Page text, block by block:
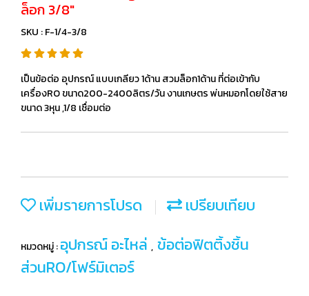
ล็อก 3/8"
SKU : F-1/4-3/8
เป็นข้อต่อ อุปกรณ์ แบบเกลียว 1ด้าน สวมล็อก1ด้าน ที่ต่อเข้ากับ
เครื่องRO ขนาด200-2400ลิตร/วัน งานเกษตร พ่นหมอกโดยใช้สาย
ขนาด 3หุน ,1/8 เชื่อมต่อ
เพิ่มรายการโปรด เปรียบเทียบ
หมวดหมู่ :อุปกรณ์ อะไหล่ , ข้อต่อฟิตติ้งชิ้น
ส่วนRO/โฟร์มิเตอร์